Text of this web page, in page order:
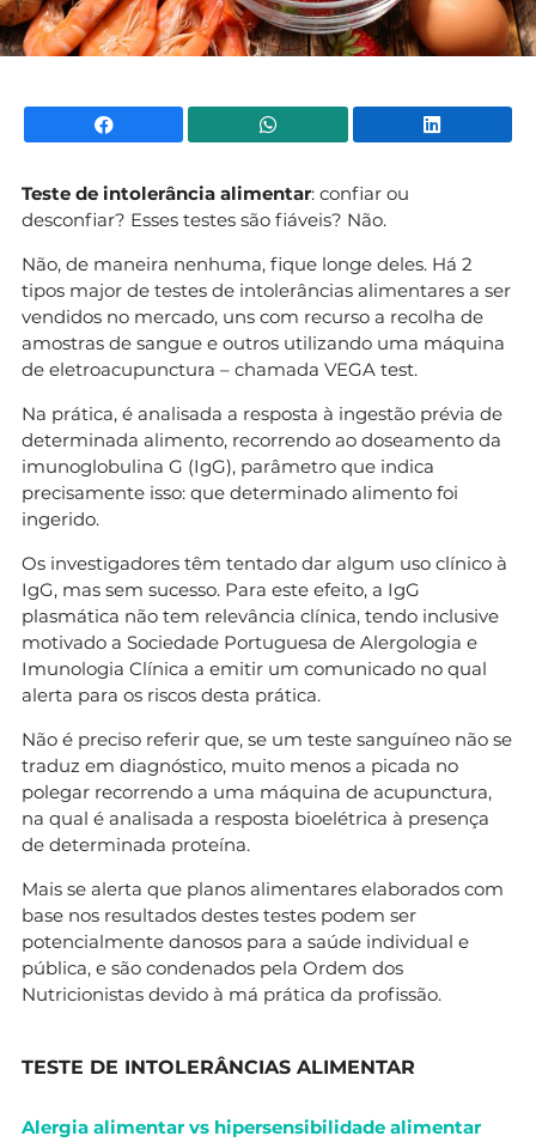
Facebook WhatsApp
Teste de intolerância alimentar: confiar ou
desconfiar? Esses testes são fiáveis? Não.
Não, de maneira nenhuma, fique longe deles. Há 2
tipos major de testes de intolerâncias alimentares a ser
vendidos no mercado, uns com recurso a recolha de
amostras de sangue e outros utilizando uma máquina
de eletroacupunctura – chamada VEGA test.
Na prática, é analisada a resposta à ingestão prévia de
determinada alimento, recorrendo ao doseamento da
imunoglobulina G (IgG), parâmetro que indica
precisamente isso: que determinado alimento foi
ingerido.
Os investigadores têm tentado dar algum uso clínico à
IgG, mas sem sucesso. Para este efeito, a IgG
plasmática não tem relevância clínica, tendo inclusive
motivado a Sociedade Portuguesa de Alergologia e
Imunologia Clínica a emitir um comunicado no qual
alerta para os riscos desta prática.
Não é preciso referir que, se um teste sanguíneo não se
traduz em diagnóstico, muito menos a picada no
polegar recorrendo a uma máquina de acupunctura,
na qual é analisada a resposta bioelétrica à presença
de determinada proteína.
Mais se alerta que planos alimentares elaborados com
base nos resultados destes testes podem ser
potencialmente danosos para a saúde individual e
pública, e são condenados pela Ordem dos
Nutricionistas devido à má prática da profissão.
TESTE DE INTOLERÂNCIAS ALIMENTAR
Alergia alimentar vs hipersensibilidade alimentar